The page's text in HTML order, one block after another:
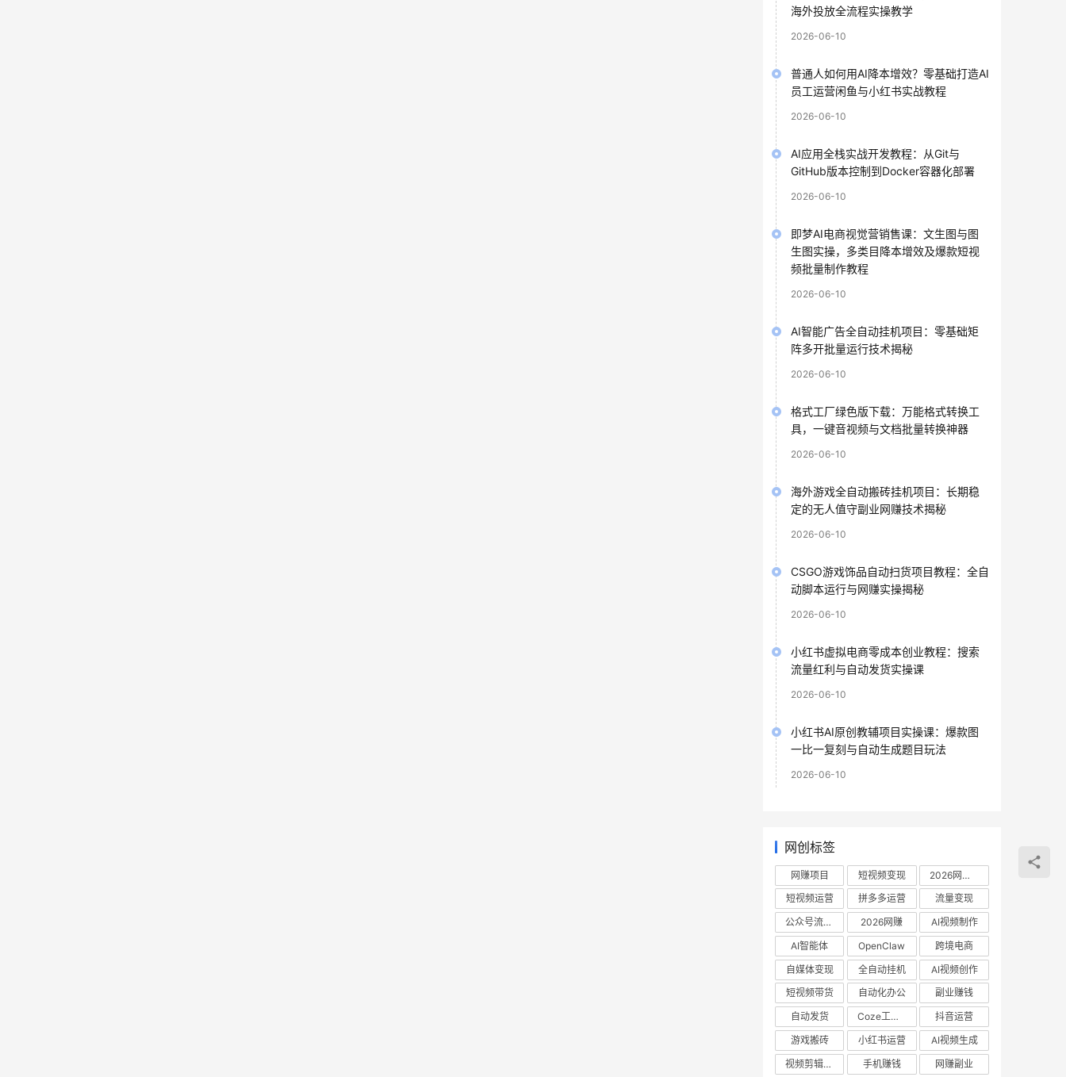
海外投放全流程实操教学
2026-06-10
普通人如何用AI降本增效？零基础打造AI
员工运营闲鱼与小红书实战教程
2026-06-10
AI应用全栈实战开发教程：从Git与
GitHub版本控制到Docker容器化部署
2026-06-10
即梦AI电商视觉营销售课：文生图与图
生图实操，多类目降本增效及爆款短视
频批量制作教程
2026-06-10
AI智能广告全自动挂机项目：零基础矩
阵多开批量运行技术揭秘
2026-06-10
格式工厂绿色版下载：万能格式转换工
具，一键音视频与文档批量转换神器
2026-06-10
海外游戏全自动搬砖挂机项目：长期稳
定的无人值守副业网赚技术揭秘
2026-06-10
CSGO游戏饰品自动扫货项目教程：全自
动脚本运行与网赚实操揭秘
2026-06-10
小红书虚拟电商零成本创业教程：搜索
流量红利与自动发货实操课
2026-06-10
小红书AI原创教辅项目实操课：爆款图
一比一复刻与自动生成题目玩法
2026-06-10
网创标签
网赚项目 短视频变现
2026网赚项目
短视频运营
拼多多运营
流量变现
公众号流量主
2026网赚
AI视频制作
AI智能体
OpenClaw
跨境电商
自媒体变现
全自动挂机
AI视频创作
短视频带货
自动化办公
副业赚钱
自动发货
Coze工作流
抖音运营
游戏搬砖
小红书运营
AI视频生成
视频剪辑教程
手机赚钱 网赚副业